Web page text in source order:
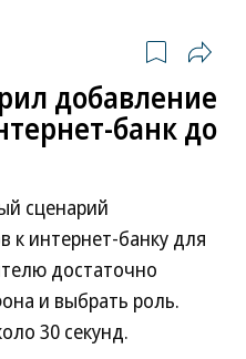
добавление
банк до
сценарий
к интернет-банку для
достаточно
и выбрать роль.
30 секунд.